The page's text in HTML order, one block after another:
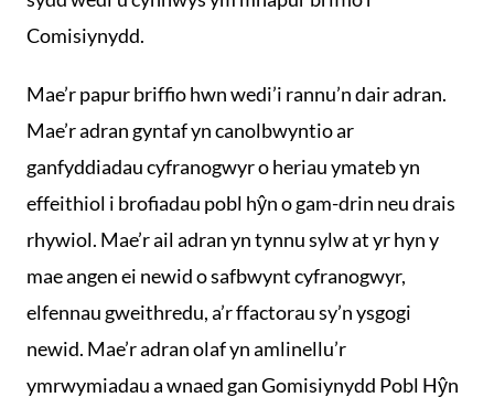
Comisiynydd.
Mae’r papur briffio hwn wedi’i rannu’n dair adran.
Mae’r adran gyntaf yn canolbwyntio ar
ganfyddiadau cyfranogwyr o heriau ymateb yn
effeithiol i brofiadau pobl hŷn o gam-drin neu drais
rhywiol. Mae’r ail adran yn tynnu sylw at yr hyn y
mae angen ei newid o safbwynt cyfranogwyr,
elfennau gweithredu, a’r ffactorau sy’n ysgogi
newid. Mae’r adran olaf yn amlinellu’r
ymrwymiadau a wnaed gan Gomisiynydd Pobl Hŷn